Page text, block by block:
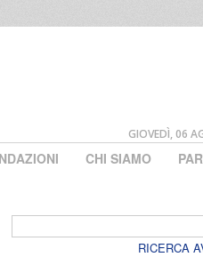
GIOVEDÌ, 06
CHI SIAMO
RICERCA